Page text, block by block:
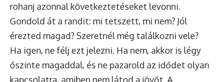
rohanj azonnal következtetéseket levonni.
Gondold át a randit: mi tetszett, mi nem? Jól
érezted magad? Szeretnél még találkozni vele?
Ha igen, ne félj ezt jelezni. Ha nem, akkor is légy
őszinte magaddal, és ne pazarold az idődet olyan
kapcsolatra, amiben nem látod a jövőt. A